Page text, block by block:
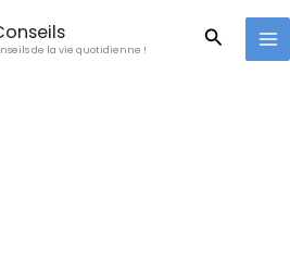
de la vie quotidienne !